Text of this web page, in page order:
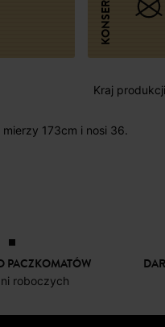
Kraj
mierzy 173cm i nosi 36.
PACZKOMATÓW
roboczych